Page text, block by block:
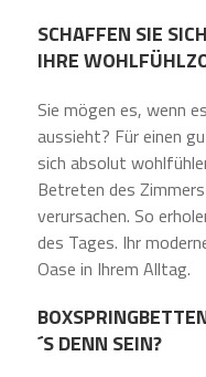
SCHAFFEN SIE
IHRE
Sie mögen es, wenn
aussieht? Für einen
sich absolut
Betreten des
verursachen. So
des Tages. Ihr
Oase in Ihrem Alltag.
´S DENN SEIN?